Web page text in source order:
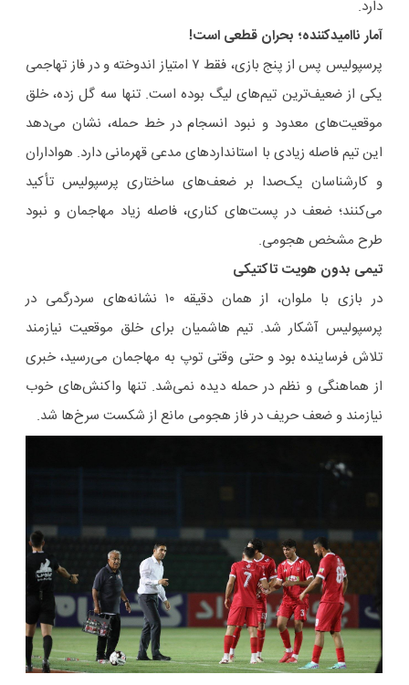
دارد.
آمار ناامیدکننده؛ بحران قطعی‌ است!
پرسپولیس پس از پنج بازی، فقط ۷ امتیاز اندوخته و در فاز تهاجمی
یکی از ضعیف‌ترین تیم‌های لیگ بوده است. تنها سه گل زده، خلق
موقعیت‌های معدود و نبود انسجام در خط حمله، نشان می‌دهد
این تیم فاصله زیادی با استانداردهای مدعی قهرمانی دارد. هواداران
و کارشناسان یک‌صدا بر ضعف‌های ساختاری پرسپولیس تأکید
می‌کنند؛ ضعف در پست‌های کناری، فاصله زیاد مهاجمان و نبود
طرح مشخص هجومی.
تیمی بدون هویت تاکتیکی
در بازی با ملوان، از همان دقیقه ۱۰ نشانه‌های سردرگمی در
پرسپولیس آشکار شد. تیم هاشمیان برای خلق موقعیت نیازمند
تلاش فرساینده بود و حتی وقتی توپ به مهاجمان می‌رسید، خبری
از هماهنگی و نظم در حمله دیده نمی‌شد. تنها واکنش‌های خوب
نیازمند و ضعف حریف در فاز هجومی مانع از شکست سرخ‌ها شد.